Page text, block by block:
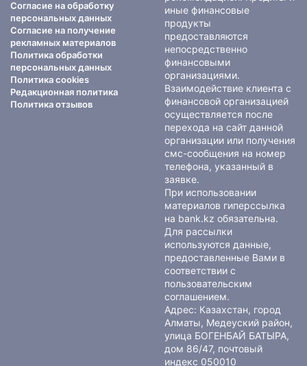
Согласие на обработку
персональных данных
Согласие на получение
рекламных материалов
Политика обработки
персональных данных
Политика cookies
Редакционная политика
Политика отзывов
иные финансовые
продукты
предоставляются
непосредственно
финансовыми
организациями.
Взаимодействие клиента с
финансовой организацией
осуществляется после
перехода на сайт данной
организации или получения
смс-сообщения на номер
телефона, указанный в
заявке.
При использовании
материалов гиперссылка
на bank.kz обязательна.
Для рассылки
используются данные,
предоставленные Вами в
соответствии с
пользовательским
соглашением.
Адрес: Казахстан, город
Алматы, Медеуский район,
улица БОГЕНБАЙ БАТЫРА,
дом 86/47, почтовый
индекс 050010